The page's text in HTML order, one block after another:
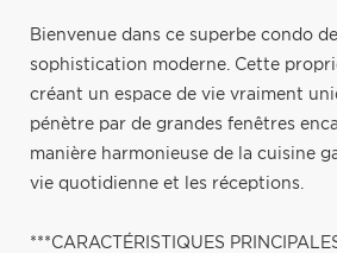
Bienvenue dans ce superbe condo
sophistication moderne. Cette
créant un espace de vie vraiment
pénètre par de grandes fenêtres
manière harmonieuse de la cuisine
vie quotidienne et les réceptions.
***CARACTÉRISTIQUES